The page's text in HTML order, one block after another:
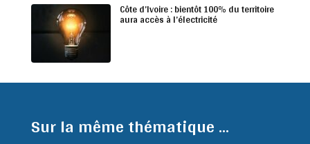
Côte d’Ivoire : bientôt 100% du territoire
aura accès à l’électricité
Sur la même thématique ...